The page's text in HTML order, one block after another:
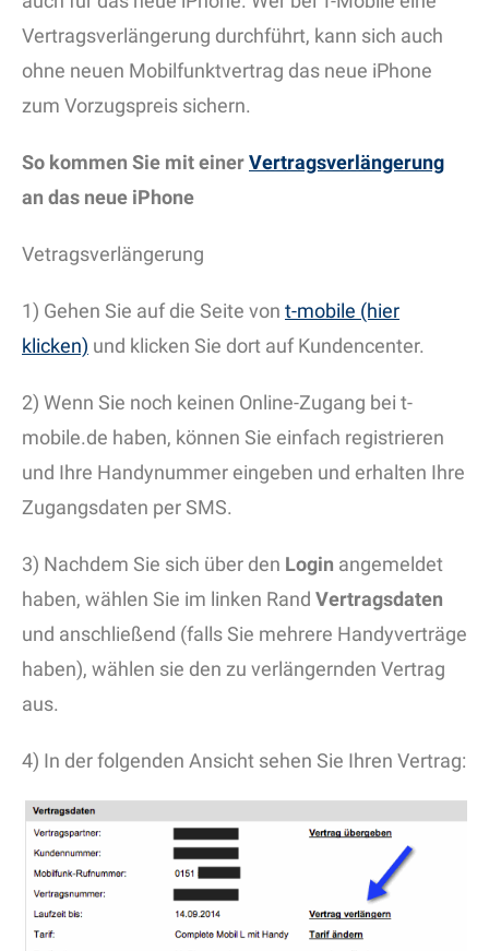
Vertragsverlängerung durchführt, kann sich auch
ohne neuen Mobilfunktvertrag das neue iPhone
zum Vorzugspreis sichern.
So kommen Sie mit einerVertragsverlängerung
an das neue iPhone
Vetragsverlängerung
1) Gehen Sie auf die Seite von t-mobile (hier
klicken) und klicken Sie dort auf Kundencenter.
2) Wenn Sie noch keinen Online-Zugang bei t-
mobile.de haben, können Sie einfach registrieren
und Ihre Handynummer eingeben und erhalten Ihre
Zugangsdaten per SMS.
3) Nachdem Sie sich über den Login angemeldet
haben, wählen Sie im linken Rand Vertragsdaten
und anschließend (falls Sie mehrere Handyverträge
haben), wählen sie den zu verlängernden Vertrag
aus.
4) In der folgenden Ansicht sehen Sie Ihren Vertrag: